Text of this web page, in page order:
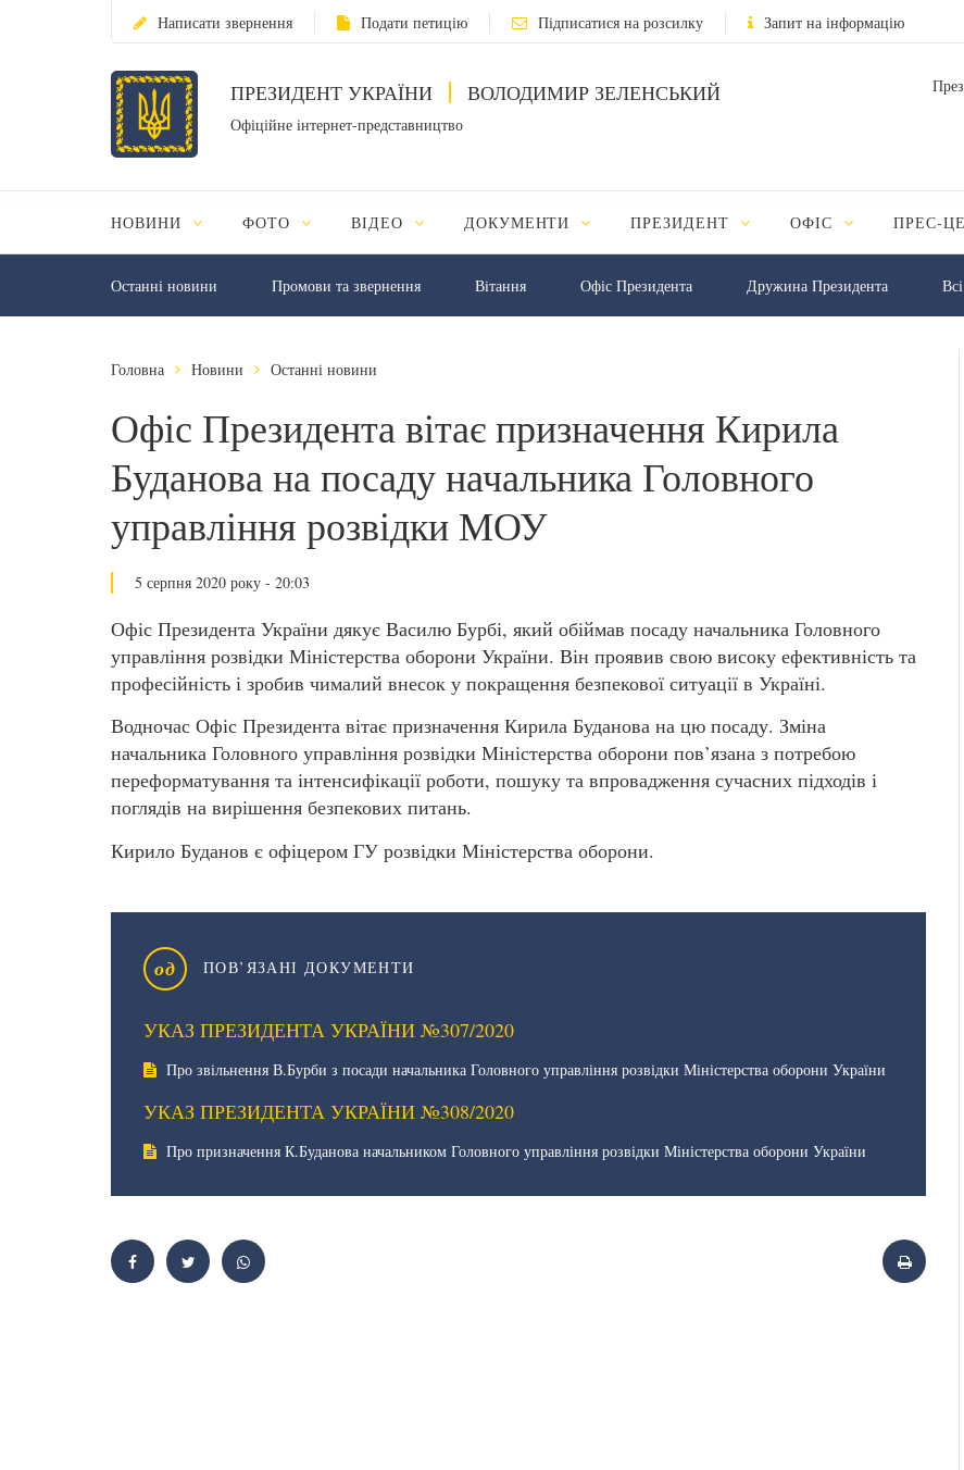
Написати звернення Подати петицію Підписатися на розсилку Запит на інформацію
ПРЕЗИДЕНТ УКРАЇНИ ВОЛОДИМИР ЗЕЛЕНСЬКИЙ
Офіційне інтернет-представництво
НОВИНИ ФОТО ВІДЕО ДОКУМЕНТИ ПРЕЗИДЕНТ ОФІС ПРЕС-
Останні новини Промови та звернення Вiтання Офіс Президента Дружина Президента
Головна Новини Останні новини
Офіс Президента вітає призначення Кирила
Буданова на посаду начальника Головного
управління розвідки МОУ
5 серпня 2020 року - 20:03
Офіс Президента України дякує Василю Бурбі, який обіймав посаду начальника Головного
управління розвідки Міністерства оборони України. Він проявив свою високу ефективність та
професійність і зробив чималий внесок у покращення безпекової ситуації в Україні.
Водночас Офіс Президента вітає призначення Кирила Буданова на цю посаду. Зміна
начальника Головного управління розвідки Міністерства оборони пов’язана з потребою
переформатування та інтенсифікації роботи, пошуку та впровадження сучасних підходів і
поглядів на вирішення безпекових питань.
Кирило Буданов є офіцером ГУ розвідки Міністерства оборони.
од ПОВ’ЯЗАНІ ДОКУМЕНТИ
УКАЗ ПРЕЗИДЕНТА УКРАЇНИ №307/2020
Про звільнення В.Бурби з посади начальника Головного управління розвідки Міністерства оборони України
УКАЗ ПРЕЗИДЕНТА УКРАЇНИ №308/2020
Про призначення К.Буданова начальником Головного управління розвідки Міністерства оборони України